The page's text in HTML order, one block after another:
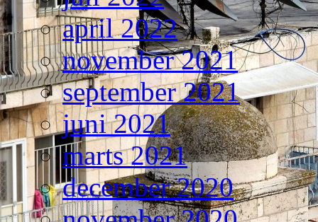
april 2022
november 2021
september 2021
juni 2021
marts 2021
december 2020